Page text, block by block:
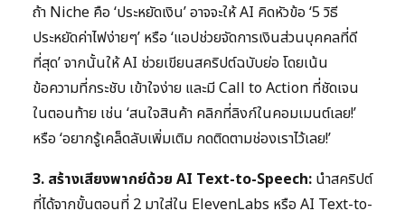
ถ้า Niche คือ ‘ประหยัดเงิน’ อาจจะให้ AI คิดหัวข้อ ‘5 วิธี
ประหยัดค่าไฟง่ายๆ’ หรือ ‘แอปช่วยจัดการเงินส่วนบุคคลที่ดี
ที่สุด’ จากนั้นให้ AI ช่วยเขียนสคริปต์ฉบับย่อ โดยเน้น
ข้อความที่กระชับ เข้าใจง่าย และมี Call to Action ที่ชัดเจน
ในตอนท้าย เช่น ‘สนใจสินค้า คลิกที่ลิงก์ในคอมเมนต์เลย!’
หรือ ‘อยากรู้เคล็ดลับเพิ่มเติม กดติดตามช่องเราไว้เลย!’
3. สร้างเสียงพากย์ด้วย AI Text-to-Speech: นำสคริปต์
ที่ได้จากขั้นตอนที่ 2 มาใส่ใน ElevenLabs หรือ AI Text-to-